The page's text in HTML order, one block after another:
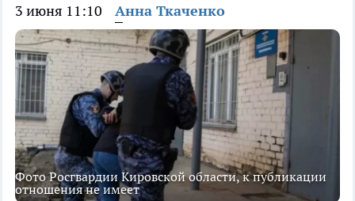
3 июня 11:10 Анна Ткаченко
Фото Росгвардии Кировской области, к публикации
отношения не имеет